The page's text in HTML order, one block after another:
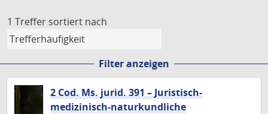
1 Treffer sortiert nach
Filter anzeigen
2 Cod. Ms. jurid. 391 – Juristisch-
medizinisch-naturkundliche